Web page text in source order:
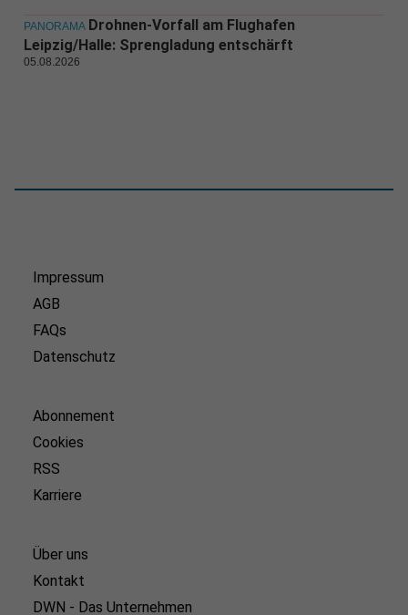
PANORAMA Drohnen-Vorfall am Flughafen
Leipzig/Halle: Sprengladung entschärft
05.08.2026
Impressum
AGB
FAQs
Datenschutz
Abonnement
Cookies
RSS
Karriere
Über uns
Kontakt
DWN - Das Unternehmen